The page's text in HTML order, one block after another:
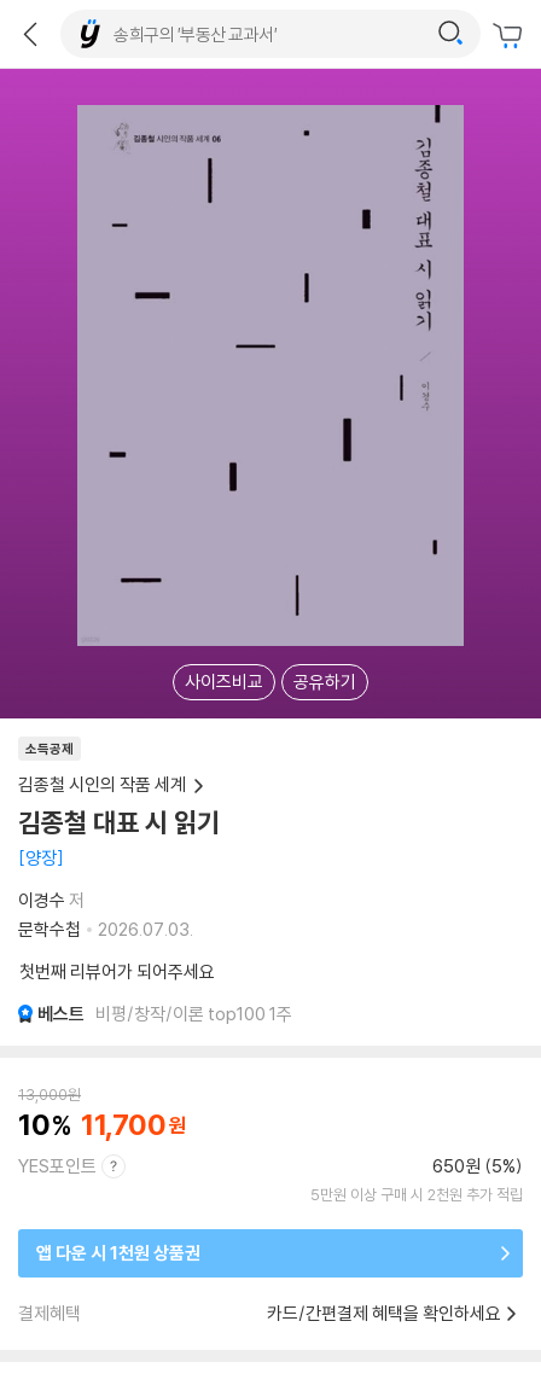
사이즈비교 공유하기
소득공제
김종철 시인의 작품 세계
김종철 대표 시 읽기
양장
이경수 저
문학수첩
2026.07.03.
첫번째 리뷰어가 되어주세요
베스트 비평/창작/이론 top100 1주
13,000원
10 11,700
YES포인트 650원 (5%)
5만원 이상 구매 시 2천원 추가 적립
앱 다운 시 1천원 상품권
결제혜택 카드/간편결제 혜택을 확인하세요